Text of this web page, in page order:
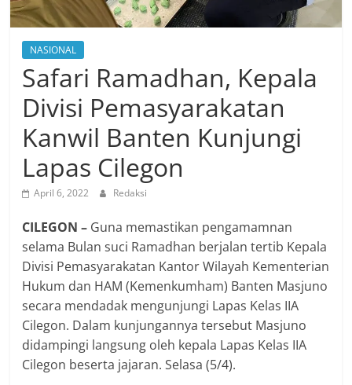
NASIONAL
Safari Ramadhan, Kepala
Divisi Pemasyarakatan
Kanwil Banten Kunjungi
Lapas Cilegon
April 6, 2022 Redaksi
CILEGON – Guna memastikan pengamamnan
selama Bulan suci Ramadhan berjalan tertib Kepala
Divisi Pemasyarakatan Kantor Wilayah Kementerian
Hukum dan HAM (Kemenkumham) Banten Masjuno
secara mendadak mengunjungi Lapas Kelas IIA
Cilegon. Dalam kunjungannya tersebut Masjuno
didampingi langsung oleh kepala Lapas Kelas IIA
Cilegon beserta jajaran. Selasa (5/4).